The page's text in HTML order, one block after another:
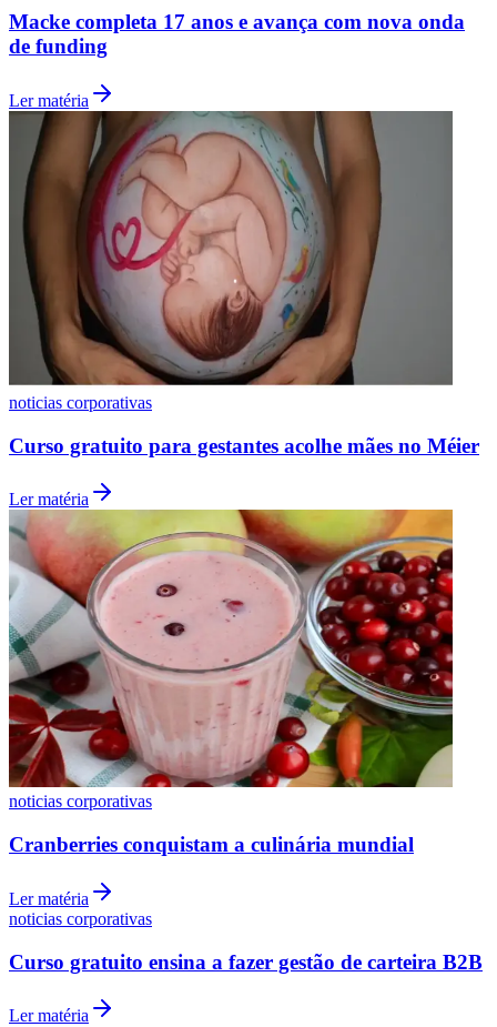
Fluminense
Vasco
Macke completa 17 anos e avança com nova onda
de funding
Ler matéria
noticias corporativas
Curso gratuito para gestantes acolhe mães no Méier
Ler matéria
noticias corporativas
Cranberries conquistam a culinária mundial
Ler matéria
noticias corporativas
Curso gratuito ensina a fazer gestão de carteira B2B
Ler matéria